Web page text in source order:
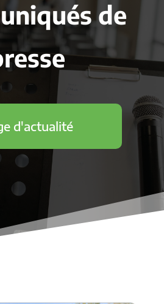
de
d'actualité